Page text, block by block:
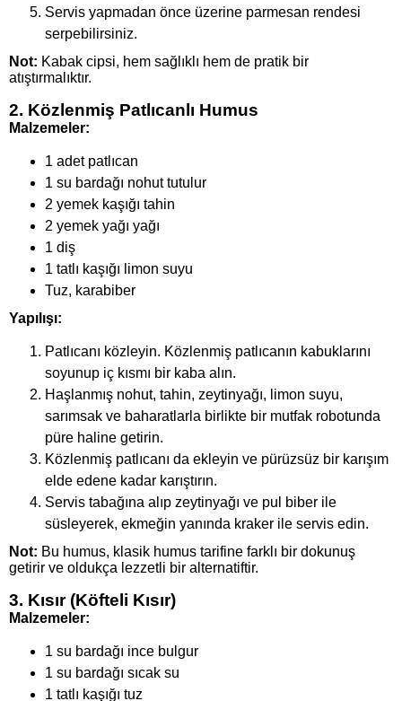
Servis yapmadan önce üzerine parmesan rendesi
serpebilirsiniz.
Not: Kabak cipsi, hem sağlıklı hem de pratik bir
atıştırmalıktır.
2. Közlenmiş Patlıcanlı Humus
Malzemeler:
1 adet patlıcan
1 su bardağı nohut tutulur
2 yemek kaşığı tahin
2 yemek yağı yağı
1 diş
1 tatlı kaşığı limon suyu
Tuz, karabiber
Yapılışı:
Patlıcanı közleyin. Közlenmiş patlıcanın kabuklarını
soyunup iç kısmı bir kaba alın.
Haşlanmış nohut, tahin, zeytinyağı, limon suyu,
sarımsak ve baharatlarla birlikte bir mutfak robotunda
püre haline getirin.
Közlenmiş patlıcanı da ekleyin ve pürüzsüz bir karışım
elde edene kadar karıştırın.
Servis tabağına alıp zeytinyağı ve pul biber ile
süsleyerek, ekmeğin yanında kraker ile servis edin.
Not: Bu humus, klasik humus tarifine farklı bir dokunuş
getirir ve oldukça lezzetli bir alternatiftir.
3. Kısır (Köfteli Kısır)
Malzemeler:
1 su bardağı ince bulgur
1 su bardağı sıcak su
1 tatlı kaşığı tuz